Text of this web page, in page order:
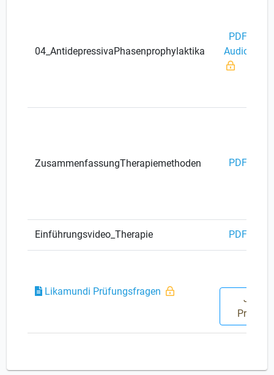
04_AntidepressivaPhasenprophylaktika
PDF
Audio
ZusammenfassungTherapiemethoden PDF
Einführungsvideo_Therapie PDF
Likamundi Prüfungsfragen
Jetzt